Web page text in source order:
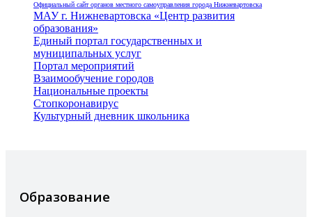
Официальный сайт органов местного самоуправления города Нижневартовска
МАУ г. Нижневартовска «Центр развития
образования»
Единый портал государственных и
муниципальных услуг
Портал мероприятий
Взаимообучение городов
Национальные проекты
Стопкоронавирус
Культурный дневник школьника
Образование